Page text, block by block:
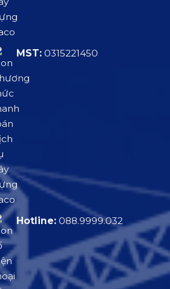
MST:0315221450
Hotline: 088.9999.032